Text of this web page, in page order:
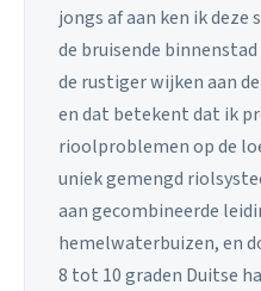
jongs af aan ken ik deze
de bruisende
de rustiger wijken aan
en dat betekent dat ik
rioolproblemen op de
uniek gemengd
aan gecombineerde
hemelwaterbuizen, en
8 tot 10 graden Duitse